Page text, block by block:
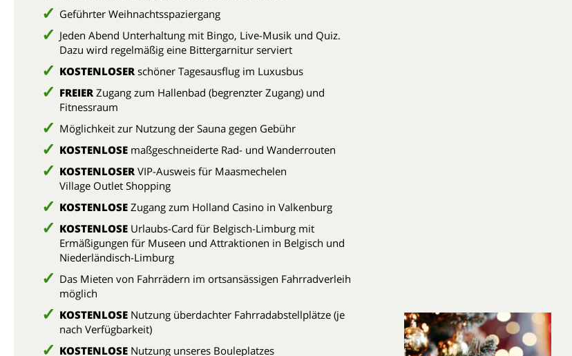
Geführter Weihnachtsspaziergang
Jeden Abend Unterhaltung mit Bingo, Live-Musik und Quiz.
Dazu wird regelmäßig eine Bittergarnitur serviert
KOSTENLOSER schöner Tagesausflug im Luxusbus
FREIER Zugang zum Hallenbad (begrenzter Zugang) und
Fitnessraum
Möglichkeit zur Nutzung der Sauna gegen Gebühr
KOSTENLOSE maßgeschneiderte Rad- und Wanderrouten
KOSTENLOSER VIP-Ausweis für Maasmechelen
Village Outlet Shopping
KOSTENLOSE Zugang zum Holland Casino in Valkenburg
KOSTENLOSE Urlaubs-Card für Belgisch-Limburg mit
Ermäßigungen für Museen und Attraktionen in Belgisch und
Niederländisch-Limburg
Das Mieten von Fahrrädern im ortsansässigen Fahrradverleih
möglich
KOSTENLOSE Nutzung überdachter Fahrradabstellplätze (je
nach Verfügbarkeit)
KOSTENLOSE Nutzung unseres Bouleplatzes